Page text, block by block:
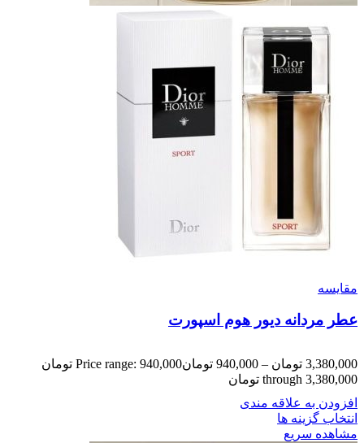
مقایسه
عطر مردانه دیور هوم اسپورت
3,380,000 تومان –
940,000 تومان
Price range: 940,000 تومان
through 3,380,000 تومان
افزودن به علاقه مندی
انتخاب گزینه ها
مشاهده سریع